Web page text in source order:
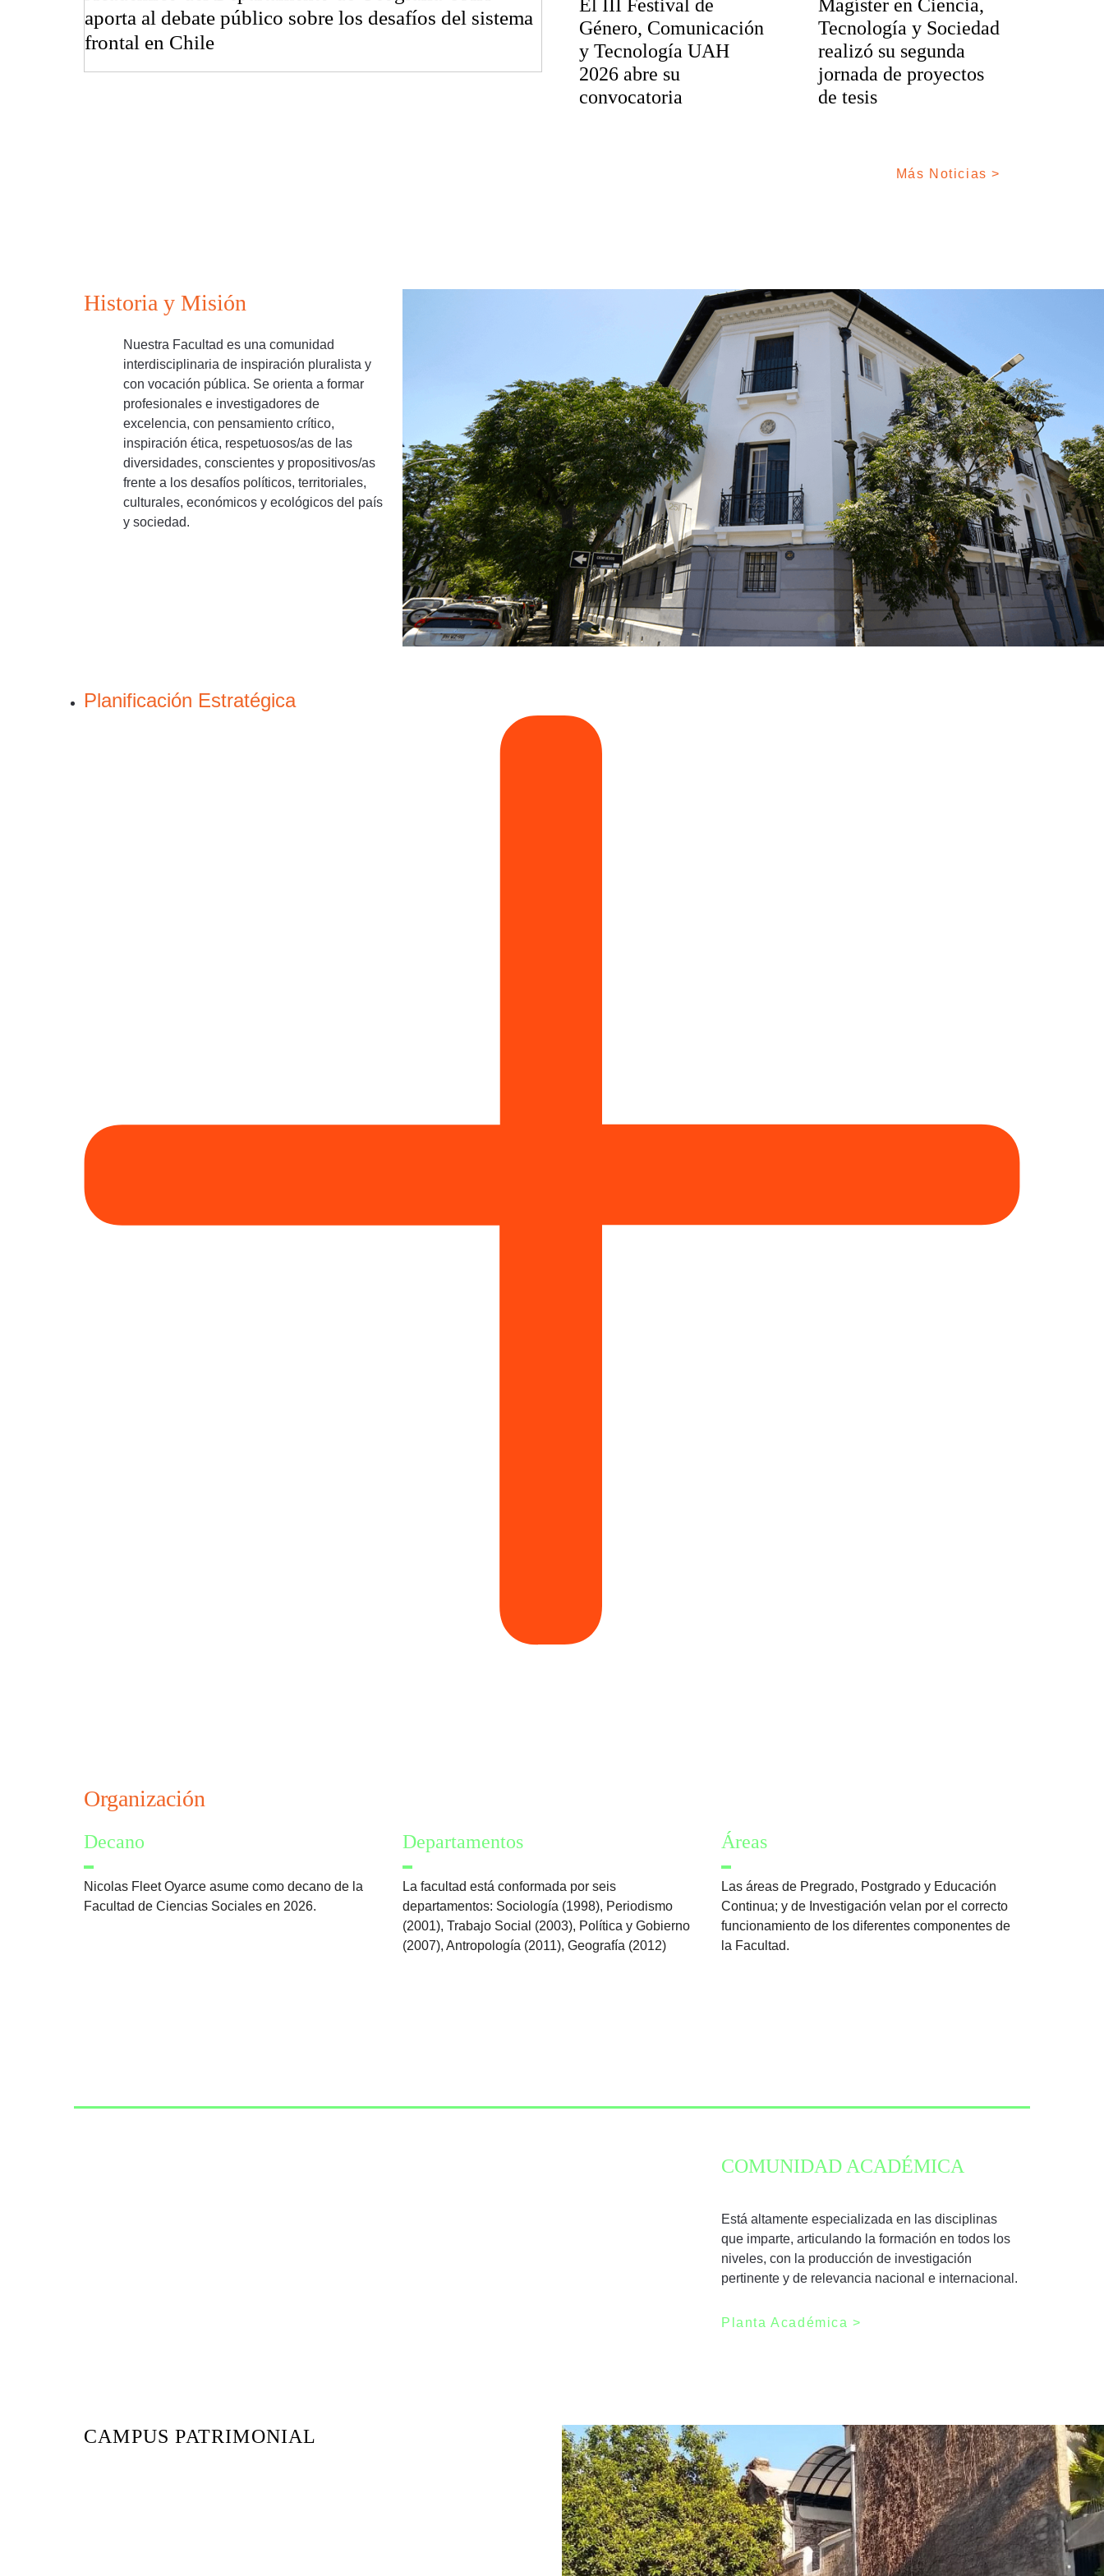
aporta al debate público sobre los desafíos del sistema
frontal en Chile
El III Festival de
Género, Comunicación
y Tecnología UAH
2026 abre su
convocatoria
Magíster en Ciencia,
Tecnología y Sociedad
realizó su segunda
jornada de proyectos
de tesis
Más Noticias >
Historia y Misión
Nuestra Facultad es una comunidad
interdisciplinaria de inspiración pluralista y
con vocación pública. Se orienta a formar
profesionales e investigadores de
excelencia, con pensamiento crítico,
inspiración ética, respetuosos/as de las
diversidades, conscientes y propositivos/as
frente a los desafíos políticos, territoriales,
culturales, económicos y ecológicos del país
y sociedad.
Planificación Estratégica
Organización
Decano
Nicolas Fleet Oyarce asume como decano de la
Facultad de Ciencias Sociales en 2026.
Departamentos
La facultad está conformada por seis
departamentos: Sociología (1998), Periodismo
(2001), Trabajo Social (2003), Política y Gobierno
(2007), Antropología (2011), Geografía (2012)
Áreas
Las áreas de Pregrado, Postgrado y Educación
Continua; y de Investigación velan por el correcto
funcionamiento de los diferentes componentes de
la Facultad.
COMUNIDAD ACADÉMICA
Está altamente especializada en las disciplinas
que imparte, articulando la formación en todos los
niveles, con la producción de investigación
pertinente y de relevancia nacional e internacional.
Planta Académica >
CAMPUS PATRIMONIAL